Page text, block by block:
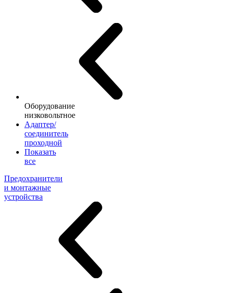
Оборудование
низковольтное
Адаптер/
соединитель
проходной
Показать
все
Предохранители
и монтажные
устройства